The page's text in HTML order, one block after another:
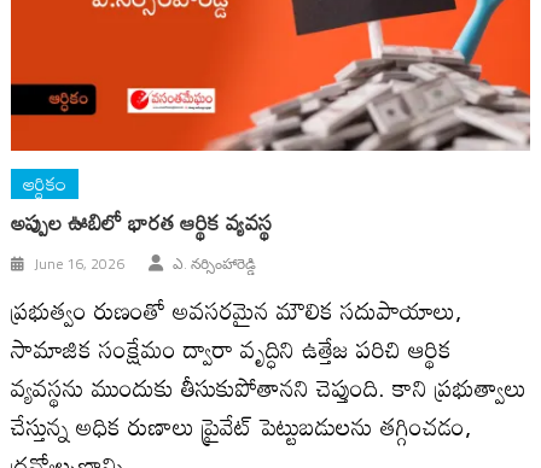
ఆర్ధికం
అప్పుల ఊబిలో భారత ఆర్థిక వ్యవస్థ
June 16, 2026 ఎ. నర్సింహారెడ్డి
ప్రభుత్వం రుణంతో అవసరమైన మౌలిక సదుపాయాలు,
సామాజిక సంక్షేమం ద్వారా వృద్ధిని ఉత్తేజ పరిచి ఆర్థిక
వ్యవస్థను ముందుకు తీసుకుపోతాన‌ని చెప్తుంది. కాని ప్ర‌భుత్వాలు
చేస్తున్న‌ అధిక రుణాలు ప్రైవేట్ పెట్టుబడులను తగ్గించడం,